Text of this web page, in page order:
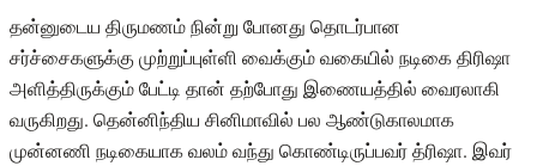
தன்னுடைய திருமணம் நின்று போனது தொடர்பான
சர்ச்சைகளுக்கு முற்றுப்புள்ளி வைக்கும் வகையில் நடிகை திரிஷா
அளித்திருக்கும் பேட்டி தான் தற்போது இணையத்தில் வைரலாகி
வருகிறது. தென்னிந்திய சினிமாவில் பல ஆண்டுகாலமாக
முன்னணி நடிகையாக வலம் வந்து கொண்டிருப்பவர் த்ரிஷா‌. இவர்